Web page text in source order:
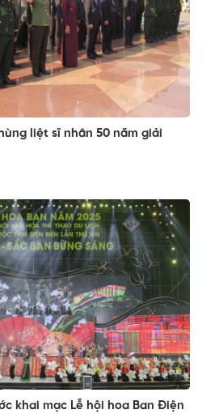
liệt sĩ nhân 50 năm giải
khai mạc Lễ hội hoa Ban Điện